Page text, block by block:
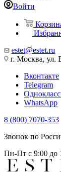
Войти
estet@estet.ru
г. Москва, ул.
Вконтакте
Telegram
WhatsApp
8 (800) 7070-353
Звонок по
Пн-Пт с 9:00 до